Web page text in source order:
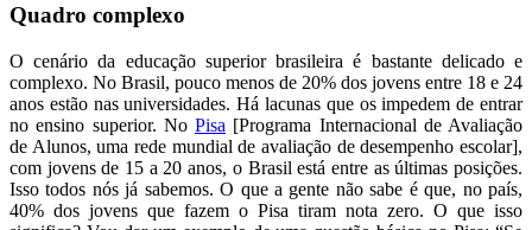
Quadro complexo
O cenário da educação superior brasileira é bastante delicado e
complexo. No Brasil, pouco menos de 20% dos jovens entre 18 e 24
anos estão nas universidades. Há lacunas que os impedem de entrar
no ensino superior. No Pisa [Programa Internacional de Avaliação
de Alunos, uma rede mundial de avaliação de desempenho escolar],
com jovens de 15 a 20 anos, o Brasil está entre as últimas posições.
Isso todos nós já sabemos. O que a gente não sabe é que, no país,
40% dos jovens que fazem o Pisa tiram nota zero. O que isso